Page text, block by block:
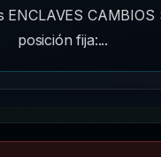
ENCLAVES CAMBIOS
posición fija:...